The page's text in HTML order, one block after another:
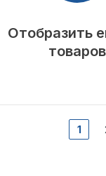
Отобразить
товаров
1